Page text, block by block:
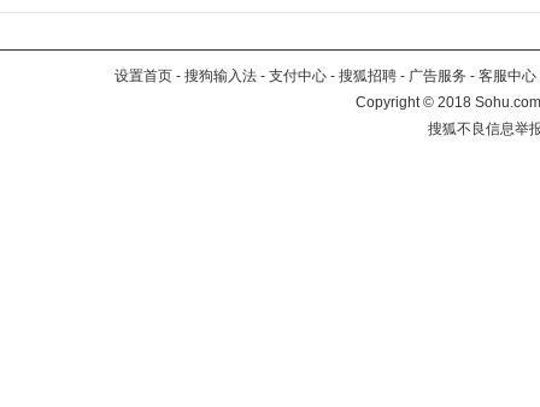
设置首页 - 搜狗输入法 - 支付中心 - 搜狐招聘 - 广告服务 - 客服中心
Copyright©2018
搜狐不良信息举